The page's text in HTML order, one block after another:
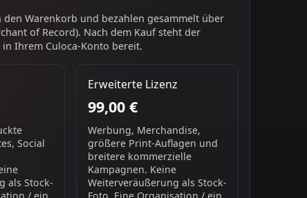
den Warenkorb und bezahlen gesammelt über
of Record). Nach dem Kauf steht der
Ihrem Culoca-Konto bereit.
Social
als Stock-
Erweiterte Lizenz
99,00 €
Werbung, Merchandise,
größere Print-Auflagen und
breitere kommerzielle
Kampagnen. Keine
Weiterveräußerung als Stock-